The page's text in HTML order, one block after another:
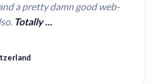
a pretty damn good web-
Totally ...